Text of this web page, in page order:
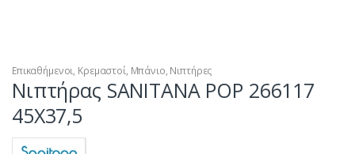
Επικαθήμενοι, Κρεμαστοί, Μπάνιο, Νιπτήρες
Νιπτήρας SANITANA POP 266117
45X37,5